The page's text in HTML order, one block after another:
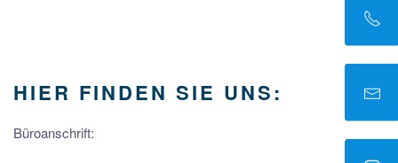
HIER FINDEN SIE UNS:
Büroanschrift: